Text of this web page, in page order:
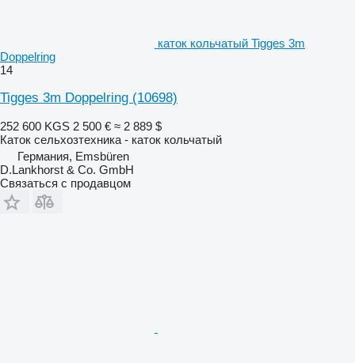
каток кольчатый Tigges 3m
Doppelring
14
Tigges 3m Doppelring (10698)
252 600 KGS 2 500 € ≈ 2 889 $
Каток сельхозтехника - каток кольчатый
Германия, Emsbüren
D.Lankhorst & Co. GmbH
Связаться с продавцом